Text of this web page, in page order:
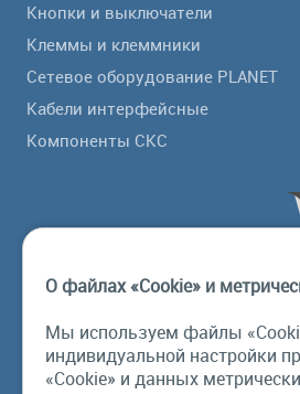
Кнопки и выключатели
Клеммы и клеммники
Сетевое оборудование PLANET
Кабели интерфейсные
Компоненты СКС
О файлах «Cookie» и
Мы используем файлы
индивидуальной настройки
«Cookie» и данных